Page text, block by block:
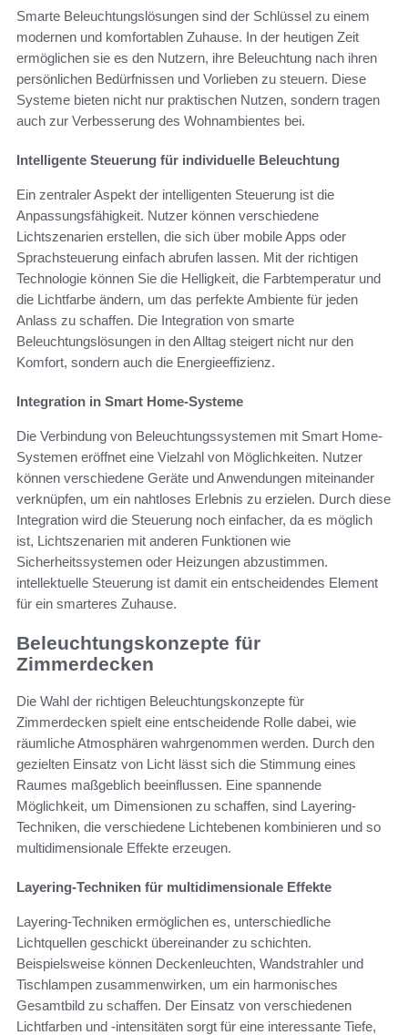
Smarte Beleuchtungslösungen sind der Schlüssel zu einem
modernen und komfortablen Zuhause. In der heutigen Zeit
ermöglichen sie es den Nutzern, ihre Beleuchtung nach ihren
persönlichen Bedürfnissen und Vorlieben zu steuern. Diese
Systeme bieten nicht nur praktischen Nutzen, sondern tragen
auch zur Verbesserung des Wohnambientes bei.
Intelligente Steuerung für individuelle Beleuchtung
Ein zentraler Aspekt der intelligenten Steuerung ist die
Anpassungsfähigkeit. Nutzer können verschiedene
Lichtszenarien erstellen, die sich über mobile Apps oder
Sprachsteuerung einfach abrufen lassen. Mit der richtigen
Technologie können Sie die Helligkeit, die Farbtemperatur und
die Lichtfarbe ändern, um das perfekte Ambiente für jeden
Anlass zu schaffen. Die Integration von smarte
Beleuchtungslösungen in den Alltag steigert nicht nur den
Komfort, sondern auch die Energieeffizienz.
Integration in Smart Home-Systeme
Die Verbindung von Beleuchtungssystemen mit Smart Home-
Systemen eröffnet eine Vielzahl von Möglichkeiten. Nutzer
können verschiedene Geräte und Anwendungen miteinander
verknüpfen, um ein nahtloses Erlebnis zu erzielen. Durch diese
Integration wird die Steuerung noch einfacher, da es möglich
ist, Lichtszenarien mit anderen Funktionen wie
Sicherheitssystemen oder Heizungen abzustimmen.
intellektuelle Steuerung ist damit ein entscheidendes Element
für ein smarteres Zuhause.
Beleuchtungskonzepte für
Zimmerdecken
Die Wahl der richtigen Beleuchtungskonzepte für
Zimmerdecken spielt eine entscheidende Rolle dabei, wie
räumliche Atmosphären wahrgenommen werden. Durch den
gezielten Einsatz von Licht lässt sich die Stimmung eines
Raumes maßgeblich beeinflussen. Eine spannende
Möglichkeit, um Dimensionen zu schaffen, sind Layering-
Techniken, die verschiedene Lichtebenen kombinieren und so
multidimensionale Effekte erzeugen.
Layering-Techniken für multidimensionale Effekte
Layering-Techniken ermöglichen es, unterschiedliche
Lichtquellen geschickt übereinander zu schichten.
Beispielsweise können Deckenleuchten, Wandstrahler und
Tischlampen zusammenwirken, um ein harmonisches
Gesamtbild zu schaffen. Der Einsatz von verschiedenen
Lichtfarben und -intensitäten sorgt für eine interessante Tiefe,